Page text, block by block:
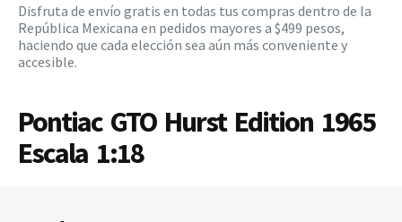
Disfruta de envío gratis en todas tus compras dentro de la
República Mexicana en pedidos mayores a $499 pesos,
haciendo que cada elección sea aún más conveniente y
accesible.
Pontiac GTO Hurst Edition 1965
Escala 1:18